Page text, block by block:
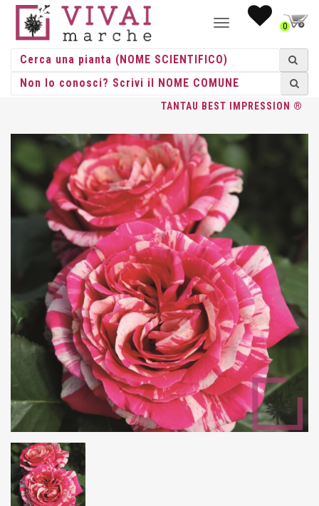
NAVIGAZIONE0
HOME /ROSE/GRANDE FIORE/TANTAU / ROSA GR. FIORE
TANTAU BEST IMPRESSION ®